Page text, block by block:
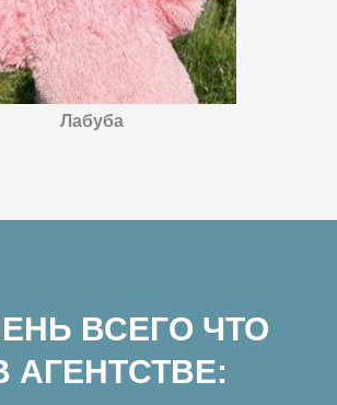
Лабуба
ВСЕГО ЧТО
АГЕНТСТВЕ: